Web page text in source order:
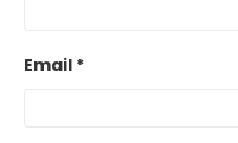
Email *